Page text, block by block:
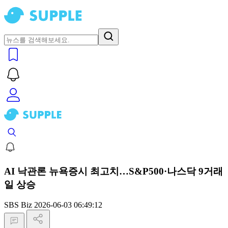
AI 낙관론 뉴욕증시 최고치…S&P500·나스닥 9거래
일 상승
SBS Biz 2026-06-03 06:49:12